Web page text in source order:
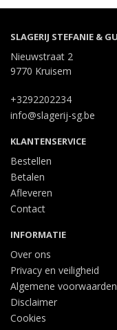
SLAGERIJ STEFANIE &
Nieuwstraat 2
9770 Kruisem
+3292202234
info@slagerij-sg.be
KLANTENSERVICE
Bestellen
Betalen
Afleveren
Contact
INFORMATIE
Over ons
Privacy en veiligheid
Algemene voorwaarden
Disclaimer
Cookies